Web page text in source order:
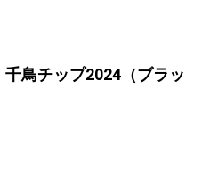
鳥チップ2024（ブラッ